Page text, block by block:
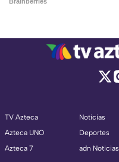
TV Azteca
Azteca UNO
Azteca 7
Noticias
Deportes
adn Noticias